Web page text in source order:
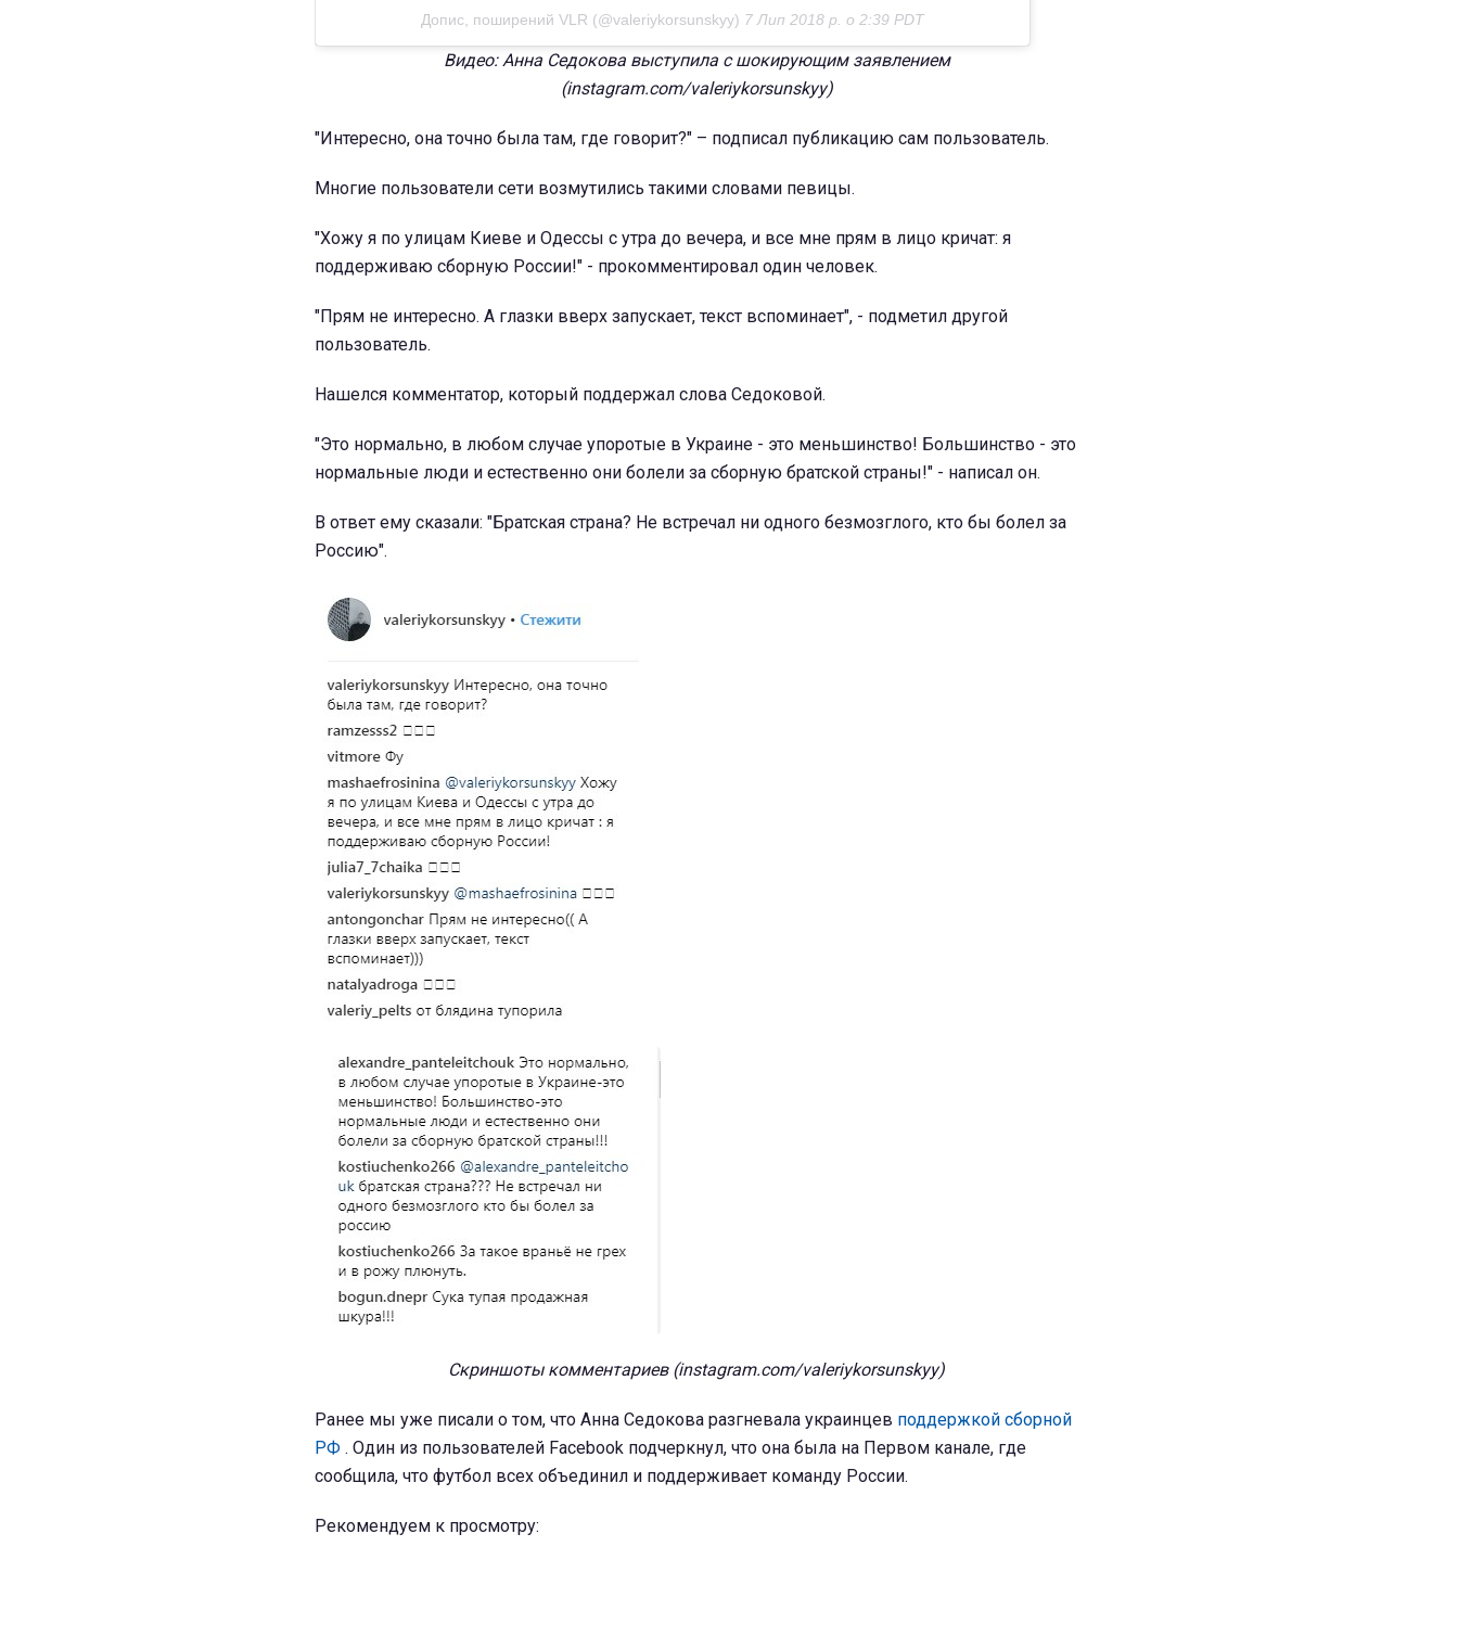
Допис, поширений VLR (@valeriykorsunskyy) 7 Лип 2018 р. о 2:39 PDT
Видео: Анна Седокова выступила с шокирующим заявлением
(instagram.com/valeriykorsunskyy)
"Интересно, она точно была там, где говорит?" – подписал публикацию сам пользователь.
Многие пользователи сети возмутились такими словами певицы.
"Хожу я по улицам Киеве и Одессы с утра до вечера, и все мне прям в лицо кричат: я
поддерживаю сборную России!" - прокомментировал один человек.
"Прям не интересно. А глазки вверх запускает, текст вспоминает", - подметил другой
пользователь.
Нашелся комментатор, который поддержал слова Седоковой.
"Это нормально, в любом случае упоротые в Украине - это меньшинство! Большинство - это
нормальные люди и естественно они болели за сборную братской страны!" - написал он.
В ответ ему сказали: "Братская страна? Не встречал ни одного безмозглого, кто бы болел за
Россию".
Скриншоты комментариев (instagram.com/valeriykorsunskyy)
Ранее мы уже писали о том, что Анна Седокова разгневала украинцев поддержкой сборной
РФ . Один из пользователей Facebook подчеркнул, что она была на Первом канале, где
сообщила, что футбол всех объединил и поддерживает команду России.
Рекомендуем к просмотру: